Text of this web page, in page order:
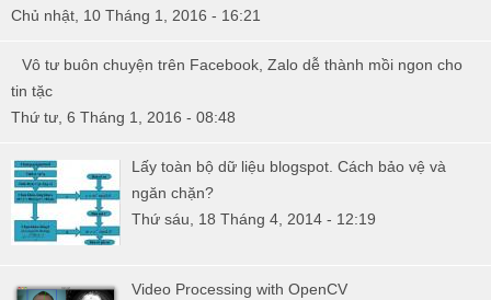
Chủ nhật, 10 Tháng 1, 2016 - 16:21
Vô tư buôn chuyện trên Facebook, Zalo dễ thành mồi ngon cho
tin tặc
Thứ tư, 6 Tháng 1, 2016 - 08:48
Lấy toàn bộ dữ liệu blogspot. Cách bảo vệ và
ngăn chặn?
Thứ sáu, 18 Tháng 4, 2014 - 12:19
Video Processing with OpenCV